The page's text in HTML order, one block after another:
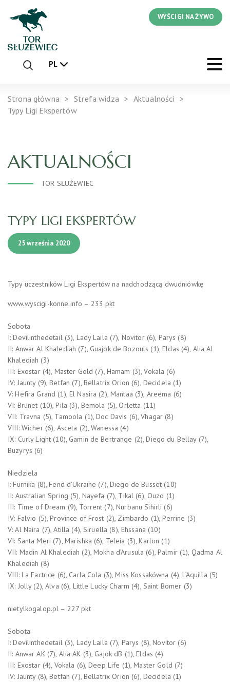
WYŚCIGI NA ŻYWO
PL
Strona główna Strefa widza
Aktualności
Typy Ligi Ekspertów
AKTUALNOŚCI
TOR SŁUŻEWIEC
TYPY LIGI EKSPERTÓW
25 września 2020
Typy uczestników Ligi Ekspertów na nadchodzącą dwudniówkę
www.wyscigi-konne.info – 233 pkt
Sobota
I: Devilinthedetail (3), Lady Laila (7), Novitor (6), Parys (8)
II: Anwar Al Khalediah (7), Guajok de Bozouls (1), Eldas (4), Alia Al
Khalediah (3)
III: Exostar (4), Master Gold (7), Hamam (3), Vokala (6)
IV: Jaunty (9), Betfan (7), Bellatrix Orion (6), Decidela (1)
V: Hefira Grand (1), El Nasira (2), Mantaa (3), Areema (6)
VI: Brunet (10), Pila (3), Bemola (5), Orletta (11)
VII: Travna (5), Tamoola (1), Doc Davis (6), Vhagar (8)
VIII: Wicher (6), Asceta (2), Wanessa (4)
IX: Curly Light (10), Gamin de Bertrange (2), Diego du Bellay (7),
Buzyrys (6)
Niedziela
I: Furnika (8), Fend d’Ukraine (7), Diego de Busset (10)
II: Australian Spring (5), Nayefa (7), Tikal (6), Ouzo (1)
III: Time of Dream (9), Torrent (7), Nurbanu Sihirli (6)
IV: Falvio (5), Province of Frost (2), Zimbardo (1), Perrine (3)
V: Al Naira (7), Atilla (4), Siruella (8), Ehssana (10)
VI: Santa Meri (7), Marishka (6), Teleia (3), Karlon (1)
VII: Madin Al Khalediah (2), Mokha d’Arusula (6), Palmir (1), Qadma Al
Khalediah (8)
VIII: La Factrice (6), Carla Cola (3), Miss Kossakówna (4), L’Aquilla (5)
IX: Jolly (2), Alva (6), Little Lucky Charm (4), Saint Bomer (3)
nietylkogalop.pl – 227 pkt
Sobota
I: Devilinthedetail (3), Lady Laila (7), Parys (8), Novitor (6)
II: Anwar AK (7), Alia AK (3), Gajok dB (1), Eldas (4)
III: Exostar (4), Vokala (6), Deep Life (1), Master Gold (7)
IV: Jaunty (8), Betfan (7), Bellatrix Orion (6), Decidela (1)